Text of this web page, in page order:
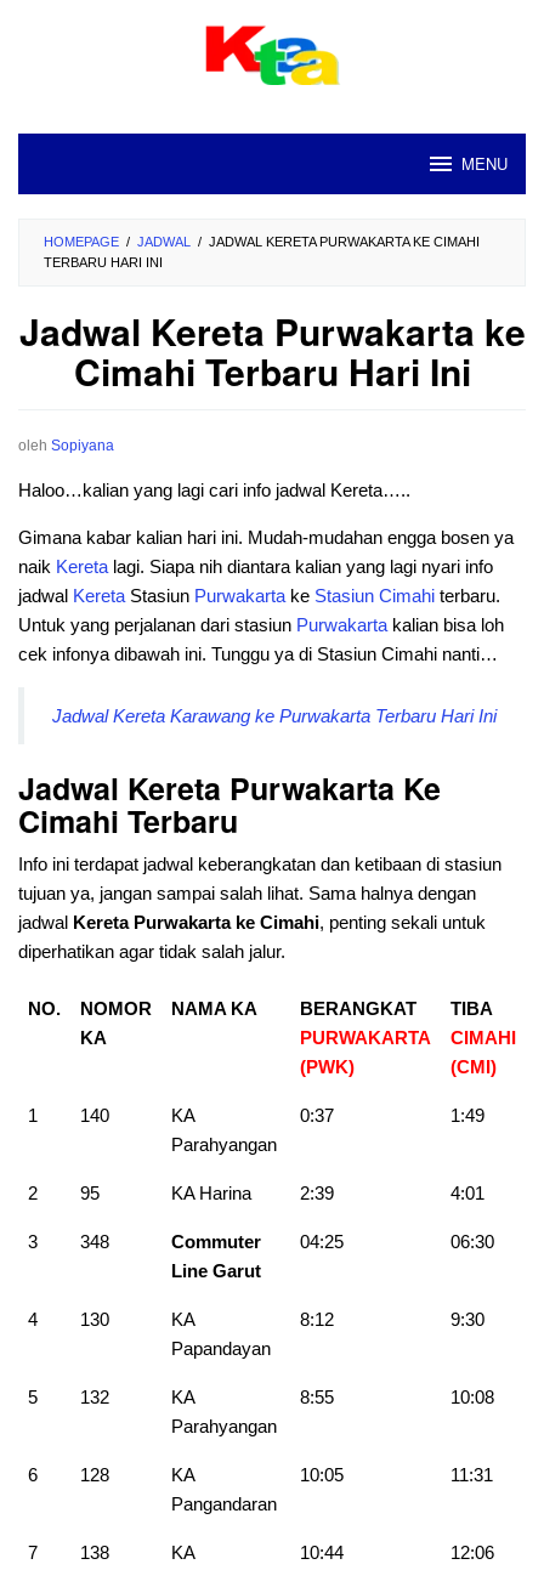
MENU
HOMEPAGE / JADWAL / JADWAL KERETA PURWAKARTA KE CIMAHI
TERBARU HARI INI
Jadwal Kereta Purwakarta ke
Cimahi Terbaru Hari Ini
oleh Sopiyana
Haloo…kalian yang lagi cari info jadwal Kereta…..
Gimana kabar kalian hari ini. Mudah-mudahan engga bosen ya
naik Kereta lagi. Siapa nih diantara kalian yang lagi nyari info
jadwal Kereta Stasiun Purwakarta ke Stasiun Cimahi terbaru.
Untuk yang perjalanan dari stasiun Purwakarta kalian bisa loh
cek infonya dibawah ini. Tunggu ya di Stasiun Cimahi nanti…
Jadwal Kereta Karawang ke Purwakarta Terbaru Hari Ini
Jadwal Kereta Purwakarta Ke
Cimahi Terbaru
Info ini terdapat jadwal keberangkatan dan ketibaan di stasiun
tujuan ya, jangan sampai salah lihat. Sama halnya dengan
jadwal Kereta Purwakarta ke Cimahi, penting sekali untuk
diperhatikan agar tidak salah jalur.
NO.
NOMOR
KA
NAMA KA
BERANGKAT
PURWAKARTA
(PWK)
TIBA
CIMAHI
(CMI)
1 140
KA
Parahyangan
0:37 1:49
2 95 KA Harina 2:39 4:01
3 348
Commuter
Line Garut
04:25 06:30
4 130
KA
Papandayan
8:12 9:30
5 132
KA
Parahyangan
8:55 10:08
6 128
KA
Pangandaran
10:05 11:31
7 138
KA
10:44 12:06